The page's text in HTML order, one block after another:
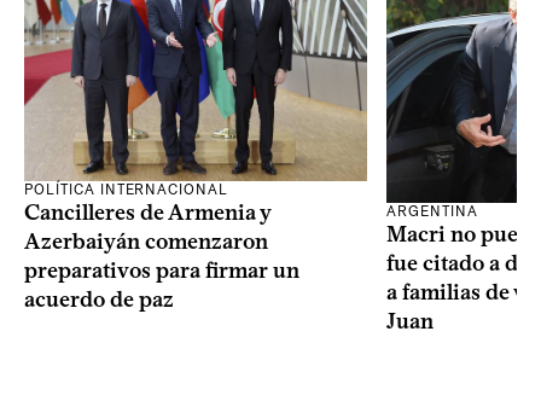
POLÍTICA INTERNACIONAL
Cancilleres de Armenia y
Azerbaiyán comenzaron
preparativos para firmar un
acuerdo de paz
ARGENTINA
Macri no
fue citado a
a familias de
Juan